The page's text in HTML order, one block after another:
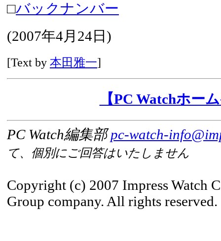
□バックナンバー
(2007年4月24日)
[Text by 本田雅一]
【PC Watchホー
PC Watch編集部pc-watch-
て、個別にご回答はいたしません
Copyright (c) 2007 Impress Watch
Group company. All rights reserved.